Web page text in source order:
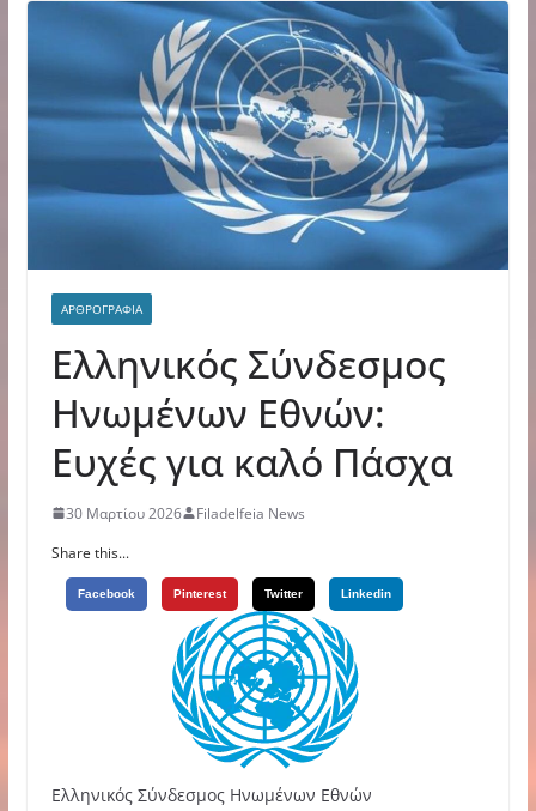
ΑΡΘΡΟΓΡΑΦΙΑ
Ελληνικός Σύνδεσμος
Ηνωμένων Εθνών:
Ευχές για καλό Πάσχα
30 Μαρτίου 2026
Filadelfeia News
Share this...
Facebook Pinterest Twitter Linkedin
Ελληνικός Σύνδεσμος Ηνωμένων Εθνών